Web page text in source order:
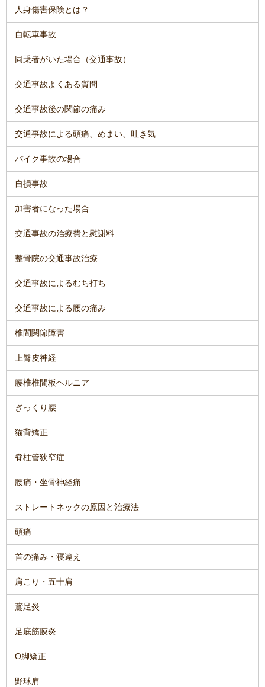
人身傷害保険とは？
自転車事故
同乗者がいた場合（交通事故）
交通事故よくある質問
交通事故後の関節の痛み
交通事故による頭痛、めまい、吐き気
バイク事故の場合
自損事故
加害者になった場合
交通事故の治療費と慰謝料
整骨院の交通事故治療
交通事故によるむち打ち
交通事故による腰の痛み
椎間関節障害
上臀皮神経
腰椎椎間板ヘルニア
ぎっくり腰
猫背矯正
脊柱管狭窄症
腰痛・坐骨神経痛
ストレートネックの原因と治療法
頭痛
首の痛み・寝違え
肩こり・五十肩
鵞足炎
足底筋膜炎
O脚矯正
野球肩